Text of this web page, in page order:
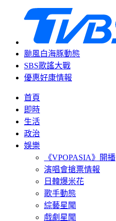
颱風白海豚動態
SBS歌謠大戰
優惠好康情報
首頁
即時
生活
政治
娛樂
《VPOPASIA》開播
演唱會搶票情報
日韓爆米花
歌手動態
綜藝星聞
戲劇星聞